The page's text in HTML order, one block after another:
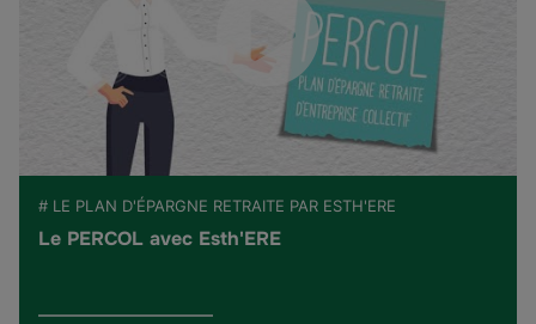
# LE PLAN D'ÉPARGNE RETRAITE PAR ESTH'ERE
Le PERCOL avec Esth'ERE